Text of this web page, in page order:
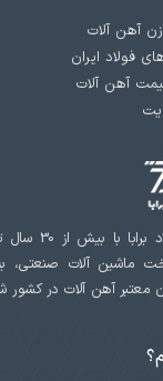
آهن آلات
فولاد ایران
آهن آلات
بازرگانی
ماشین آلات صنعتی،
معتبر آهن آلات در